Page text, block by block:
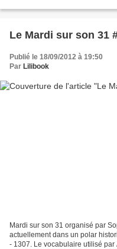
Le Mardi sur son 31
Publié le 18/09/2012 à 19:50
Par Lilibook
Mardi sur son 31 organisé par
actuellement dans un polar
- 1307. Le vocabulaire utilisé par